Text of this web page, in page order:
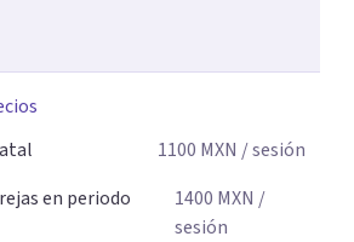
y construir una vida más plena y
y valores.
1100 MXN / sesión
en periodo
1400 MXN /
sesión